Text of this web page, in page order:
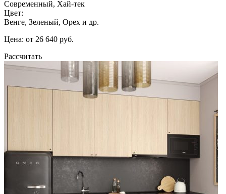
Современный, Хай-тек
Цвет:
Венге, Зеленый, Орех и др.
Цена: от 26 640 руб.
Рассчитать